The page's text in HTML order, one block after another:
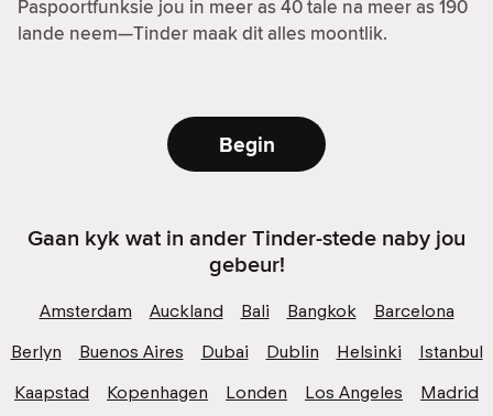
Paspoortfunksie jou in meer as 40 tale na meer as 190
lande neem—Tinder maak dit alles moontlik.
Begin
Gaan kyk wat in ander Tinder-stede naby jou
gebeur!
Amsterdam Auckland Bali Bangkok
Barcelona
Berlyn
Buenos Aires Dubai Dublin Helsinki
Istanbul
Kaapstad
Kopenhagen Londen Los Angeles
Madrid